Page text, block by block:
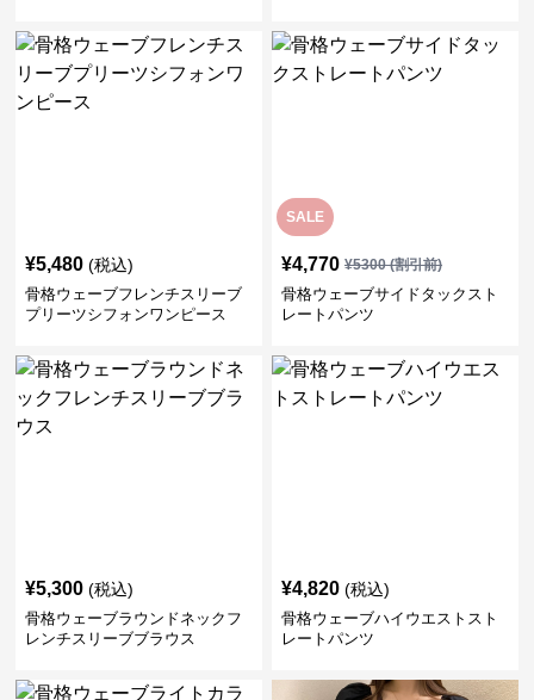
¥5,480 (税込)
骨格ウェーブフレンチスリーブ
プリーツシフォンワンピース
SALE
¥4,770 ¥5300(割引前)
骨格ウェーブサイドタックスト
レートパンツ
¥5,300 (税込)
骨格ウェーブラウンドネックフ
レンチスリーブブラウス
¥4,820 (税込)
骨格ウェーブハイウエストスト
レートパンツ